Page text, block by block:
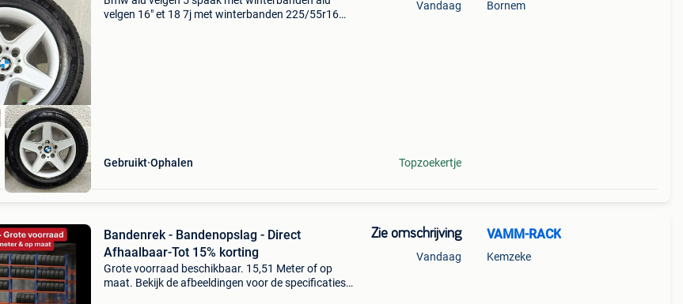
velgen 16" et 18 7j met winterbanden 225/55r16
Gebruikt Ophalen
Vandaag
Topzoekertje
Bornem
Bandenrek - Bandenopslag - Direct
Afhaalbaar-Tot 15% korting
Grote voorraad beschikbaar. 15,51 Meter of op
maat. Bekijk de afbeeldingen voor de specificaties
Zie omschrijving
Vandaag
VAMM-RACK
Kemzeke